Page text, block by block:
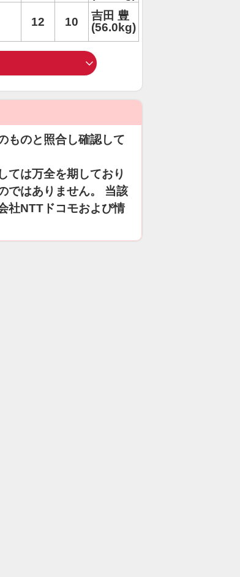
12 10
吉田 豊
(56.0kg)
ものと照合し確認して
ては万全を期しており
ではありません。 当該
社NTTドコモおよび情